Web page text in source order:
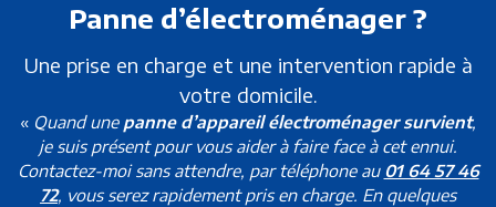
Panne d’électroménager ?
Une prise en charge et une intervention rapide à
votre domicile.
« Quand une panne d’appareil électroménager survient,
je suis présent pour vous aider à faire face à cet ennui.
Contactez-moi sans attendre, par téléphone au 01 64 57 46
72, vous serez rapidement pris en charge. En quelques